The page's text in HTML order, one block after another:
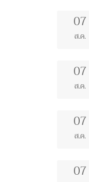
07
ส.ค.
07
ส.ค.
07
ส.ค.
07